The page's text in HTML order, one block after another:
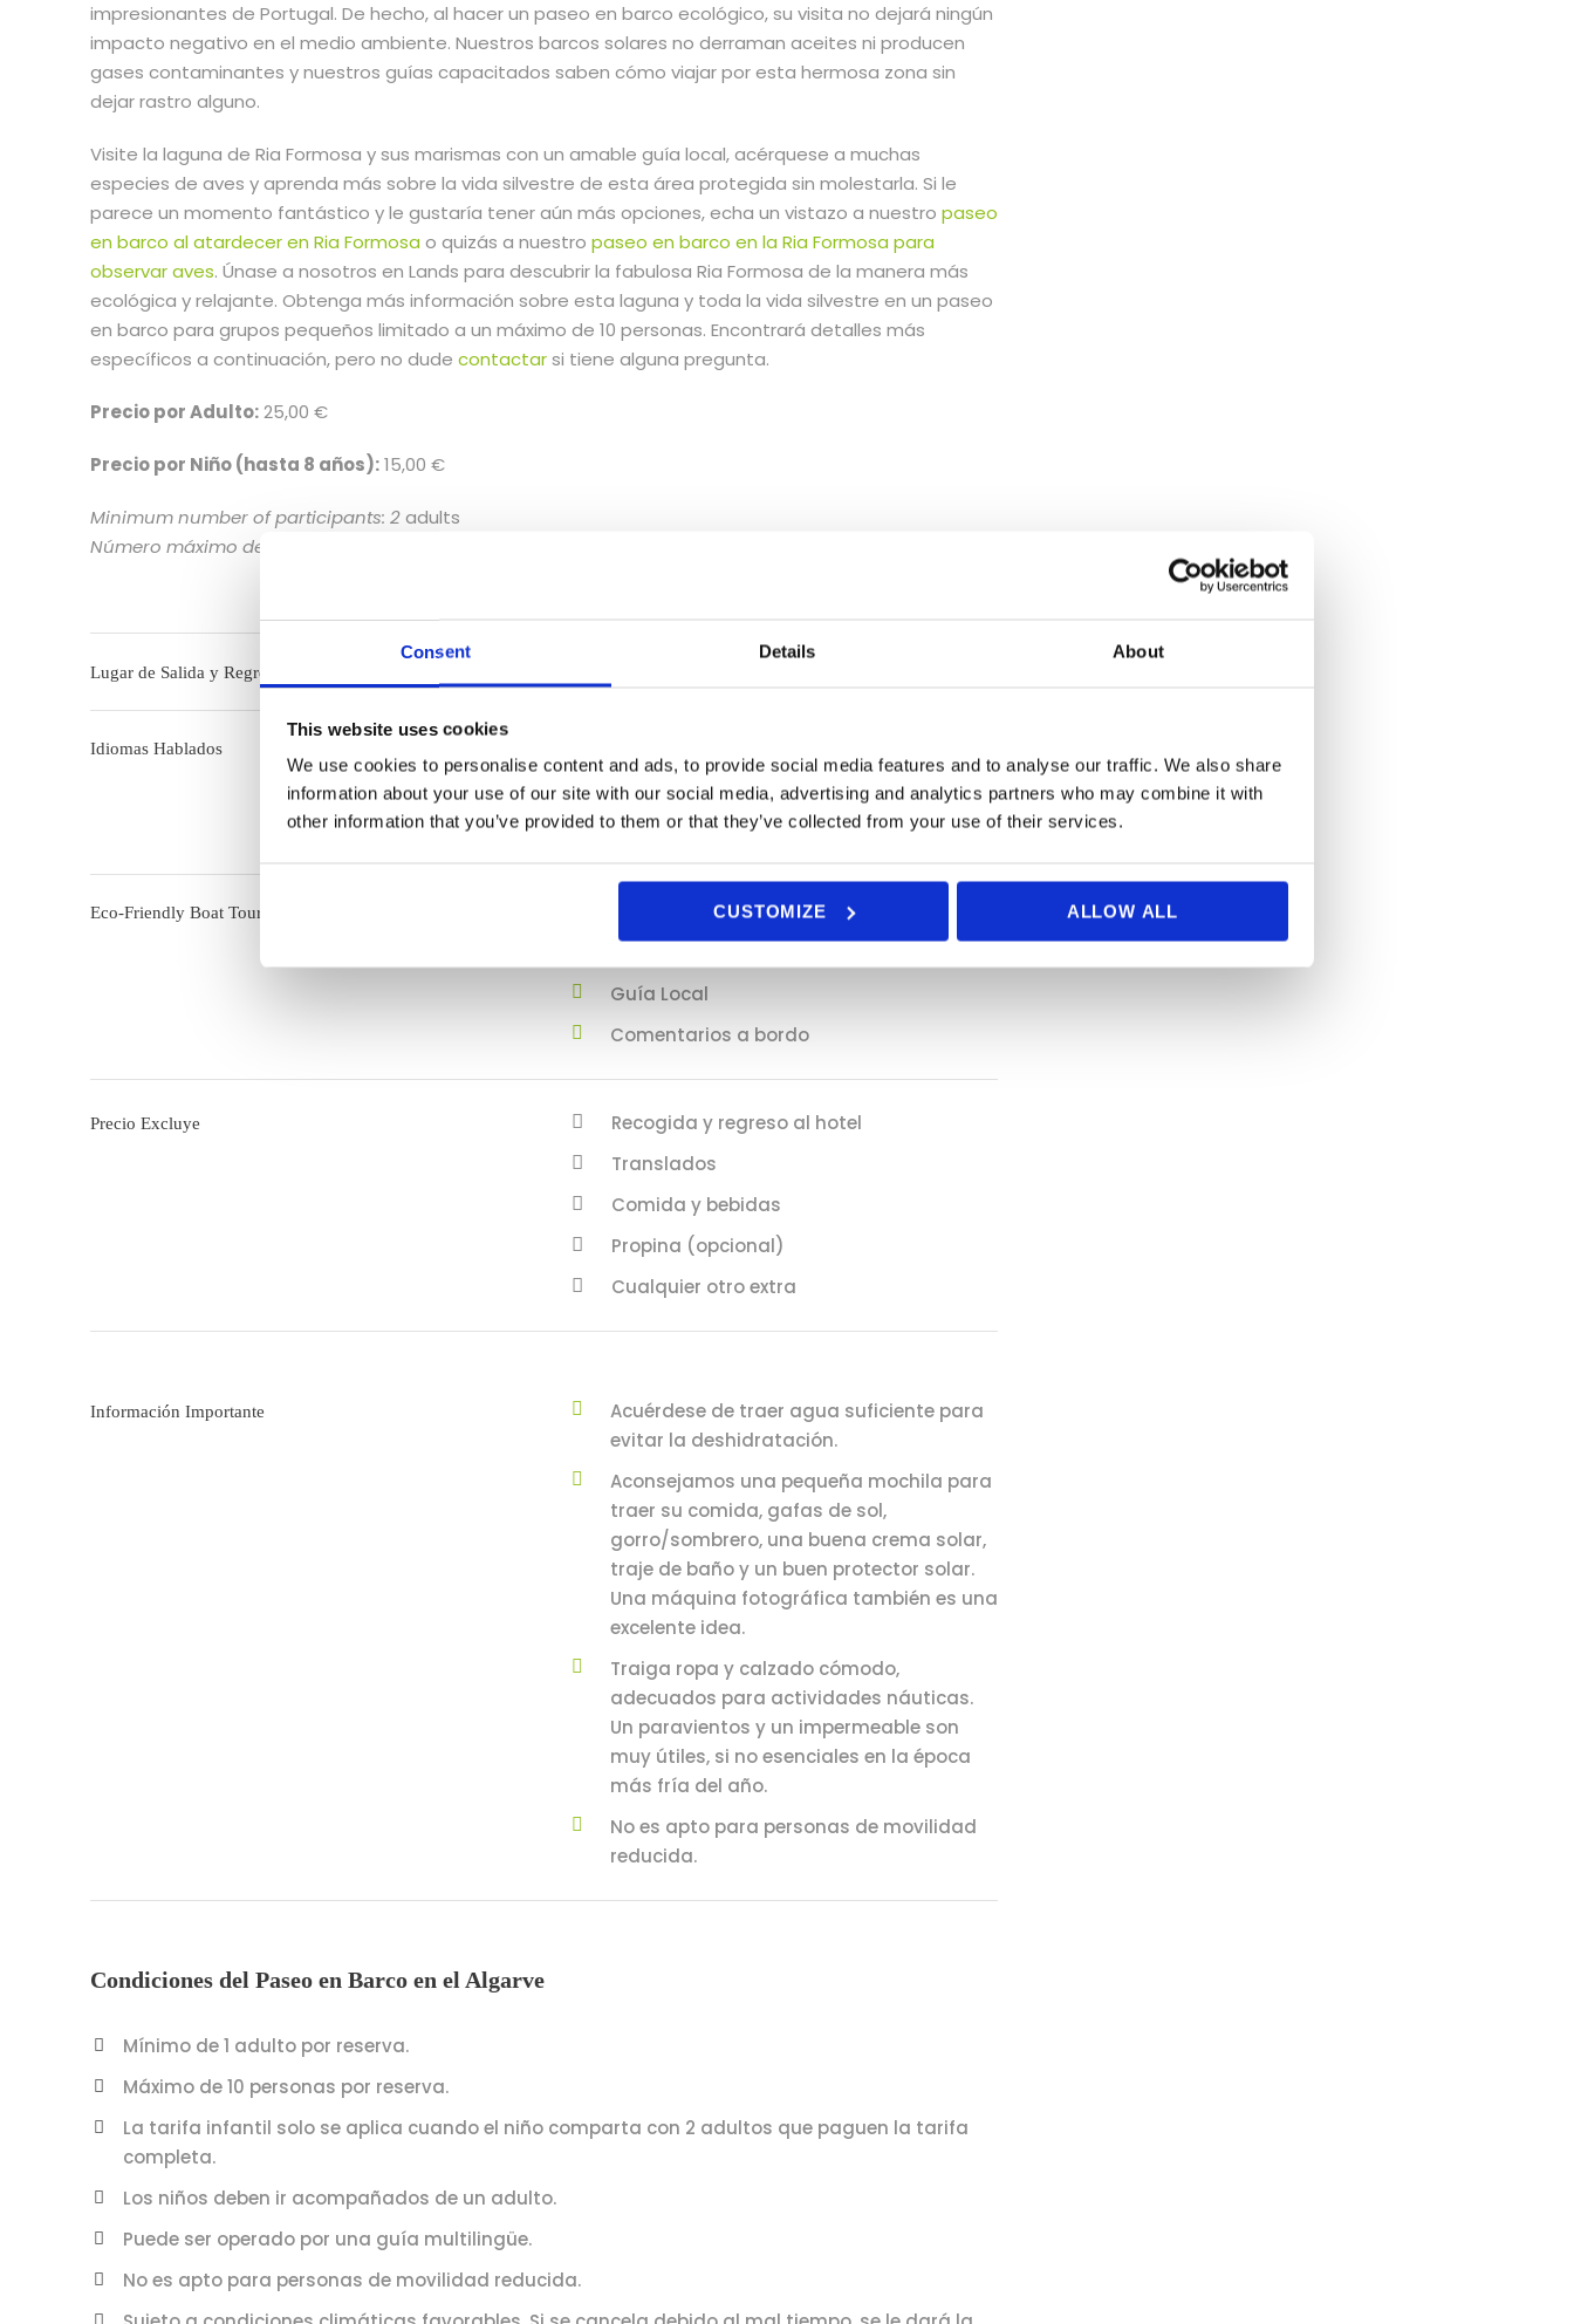
Consent Details About
This website uses cookies
We use cookies to personalise content and ads, to provide social media features and to analyse our traffic. We also share
information about your use of our site with our social media, advertising and analytics partners who may combine it with
other information that you’ve provided to them or that they’ve collected from your use of their services.
CUSTOMIZE ALLOW ALL
impresionantes de Portugal. De hecho, al hacer un paseo en barco ecológico, su visita no dejará ningún
impacto negativo en el medio ambiente. Nuestros barcos solares no derraman aceites ni producen
gases contaminantes y nuestros guías capacitados saben cómo viajar por esta hermosa zona sin
dejar rastro alguno.
Visite la laguna de Ria Formosa y sus marismas con un amable guía local, acérquese a muchas
especies de aves y aprenda más sobre la vida silvestre de esta área protegida sin molestarla. Si le
parece un momento fantástico y le gustaría tener aún más opciones, echa un vistazo a nuestro paseo
en barco al atardecer en Ria Formosa o quizás a nuestro paseo en barco en la Ria Formosa para
observar aves. Únase a nosotros en Lands para descubrir la fabulosa Ria Formosa de la manera más
ecológica y relajante. Obtenga más información sobre esta laguna y toda la vida silvestre en un paseo
en barco para grupos pequeños limitado a un máximo de 10 personas. Encontrará detalles más
específicos a continuación, pero no dude contactarsi tiene alguna pregunta.
Precio por Adulto:25,00 €
Precio por Niño (hasta 8 años):15,00 €
Minimum number of participants: 2adults
Número máximo de participantes:
Lugar de Salida y Regreso
Idiomas Hablados
Portugués
Español
Eco-Friendly Boat Tour in the Algarve Price Includes
Paseo en barco en el Algarve de 1 hora
Guía Local
Comentarios a bordo
Precio Excluye
Recogida y regreso al hotel
Translados
Comida y bebidas
Propina (opcional)
Cualquier otro extra
Información Importante
Acuérdese de traer agua suficiente para
evitar la deshidratación.
Aconsejamos una pequeña mochila para
traer su comida, gafas de sol,
gorro/sombrero, una buena crema solar,
traje de baño y un buen protector solar.
Una máquina fotográfica también es una
excelente idea.
Traiga ropa y calzado cómodo,
adecuados para actividades náuticas.
Un paravientos y un impermeable son
muy útiles, si no esenciales en la época
más fría del año.
No es apto para personas de movilidad
reducida.
Condiciones del Paseo en Barco en el Algarve
Mínimo de 1 adulto por reserva.
Máximo de 10 personas por reserva.
La tarifa infantil solo se aplica cuando el niño comparta con 2 adultos que paguen la tarifa
completa.
Los niños deben ir acompañados de un adulto.
Puede ser operado por una guía multilingüe.
No es apto para personas de movilidad reducida.